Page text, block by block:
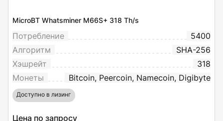
MicroBT Whatsminer M66S+ 318 Th/s
Потребление
5400
Алгоритм
SHA-256
Хэшрейт
318
Монеты
Bitcoin, Peercoin, Namecoin, Digibyte
Доступно в лизинг
Цена по запросу